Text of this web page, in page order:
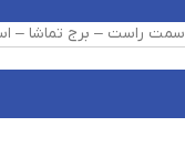
سمت راست – برج تماشا –